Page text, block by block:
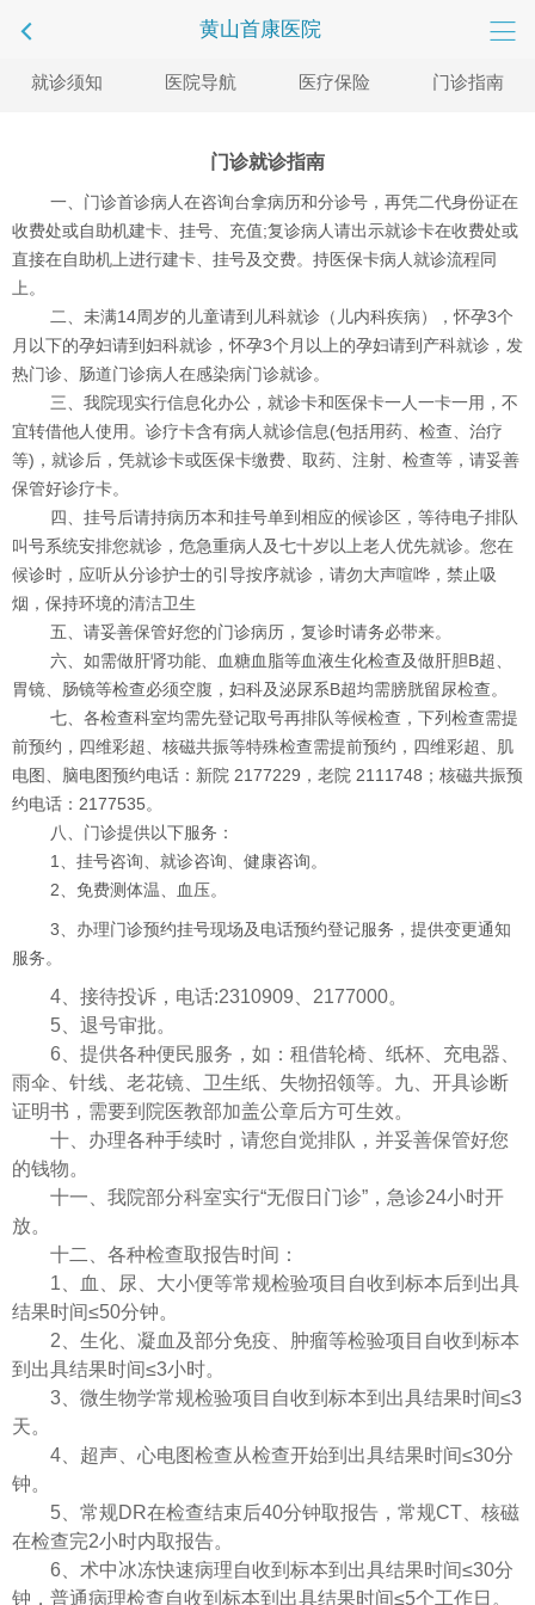
黄山首康医院
就诊须知 医院导航 医疗保险 门诊指南
门诊就诊指南
一、门诊首诊病人在咨询台拿病历和分诊号，再凭二代身份证在
收费处或自助机建卡、挂号、充值;复诊病人请出示就诊卡在收费处或
直接在自助机上进行建卡、挂号及交费。持医保卡病人就诊流程同
上。
二、未满14周岁的儿童请到儿科就诊（儿内科疾病），怀孕3个
月以下的孕妇请到妇科就诊，怀孕3个月以上的孕妇请到产科就诊，发
热门诊、肠道门诊病人在感染病门诊就诊。
三、我院现实行信息化办公，就诊卡和医保卡一人一卡一用，不
宜转借他人使用。诊疗卡含有病人就诊信息(包括用药、检查、治疗
等)，就诊后，凭就诊卡或医保卡缴费、取药、注射、检查等，请妥善
保管好诊疗卡。
四、挂号后请持病历本和挂号单到相应的候诊区，等待电子排队
叫号系统安排您就诊，危急重病人及七十岁以上老人优先就诊。您在
候诊时，应听从分诊护士的引导按序就诊，请勿大声喧哗，禁止吸
烟，保持环境的清洁卫生
五、请妥善保管好您的门诊病历，复诊时请务必带来。
六、如需做肝肾功能、血糖血脂等血液生化检查及做肝胆B超、
胃镜、肠镜等检查必须空腹，妇科及泌尿系B超均需膀胱留尿检查。
七、各检查科室均需先登记取号再排队等候检查，下列检查需提
前预约，四维彩超、核磁共振等特殊检查需提前预约，四维彩超、肌
电图、脑电图预约电话：新院 2177229，老院 2111748；核磁共振预
约电话：2177535。
八、门诊提供以下服务：
1、挂号咨询、就诊咨询、健康咨询。
2、免费测体温、血压。
3、办理门诊预约挂号现场及电话预约登记服务，提供变更通知
服务。
4、接待投诉，电话:2310909、2177000。
5、退号审批。
6、提供各种便民服务，如：租借轮椅、纸杯、充电器、
雨伞、针线、老花镜、卫生纸、失物招领等。九、开具诊断
证明书，需要到院医教部加盖公章后方可生效。
十、办理各种手续时，请您自觉排队，并妥善保管好您
的钱物。
十一、我院部分科室实行“无假日门诊”，急诊24小时开
放。
十二、各种检查取报告时间：
1、血、尿、大小便等常规检验项目自收到标本后到出具
结果时间≤50分钟。
2、生化、凝血及部分免疫、肿瘤等检验项目自收到标本
到出具结果时间≤3小时。
3、微生物学常规检验项目自收到标本到出具结果时间≤3
天。
4、超声、心电图检查从检查开始到出具结果时间≤30分
钟。
5、常规DR在检查结束后40分钟取报告，常规CT、核磁
在检查完2小时内取报告。
6、术中冰冻快速病理自收到标本到出具结果时间≤30分
钟，普通病理检查自收到标本到出具结果时间≤5个工作日。